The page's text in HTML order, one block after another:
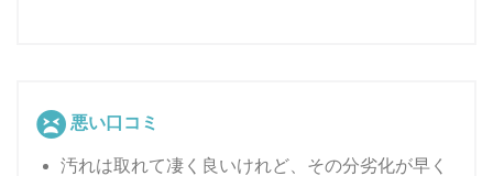
悪い口コミ
汚れは取れて凄く良いけれど、その分劣化が早く